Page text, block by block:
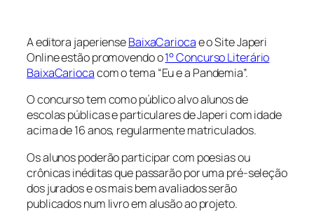
A editora japerienseBaixaCariocae o Site Japeri
Online estão promovendo o1° Concurso Literário
BaixaCariocacom o tema “Eu e a Pandemia”.
O concurso tem como público alvo alunos de
escolas públicas e particulares de Japeri com idade
acima de 16 anos, regularmente matriculados.
Os alunos poderão participar com poesias ou
crônicas inéditas que passarão por uma pré-seleção
dos jurados e os mais bem avaliados serão
publicados num livro em alusão ao projeto.